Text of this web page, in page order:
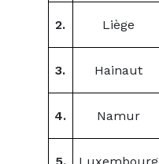
2. Liège
3. Hainaut
4. Namur